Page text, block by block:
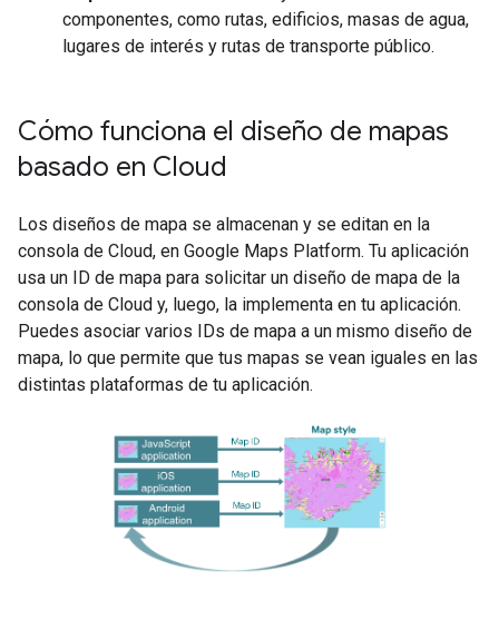
componentes, como rutas, edificios, masas de agua,
lugares de interés y rutas de transporte público.
Cómo funciona el diseño de mapas
basado en Cloud
Los diseños de mapa se almacenan y se editan en la
consola de Cloud, en Google Maps Platform. Tu aplicación
usa un ID de mapa para solicitar un diseño de mapa de la
consola de Cloud y, luego, la implementa en tu aplicación.
Puedes asociar varios IDs de mapa a un mismo diseño de
mapa, lo que permite que tus mapas se vean iguales en las
distintas plataformas de tu aplicación.